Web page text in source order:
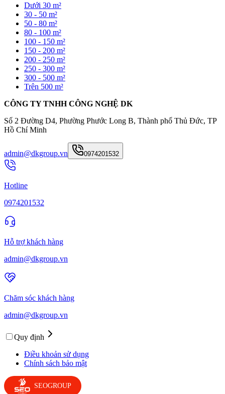
Dưới 30 m²
30 - 50 m²
50 - 80 m²
80 - 100 m²
100 - 150 m²
150 - 200 m²
200 - 250 m²
250 - 300 m²
300 - 500 m²
Trên 500 m²
CÔNG TY TNHH CÔNG NGHỆ DK
Số 2 Đường D4, Phường Phước Long B, Thành phố Thủ Đức, TP
Hồ Chí Minh
admin@dkgroup.vn 0974201532
Hotline
0974201532
Hỗ trợ khách hàng
admin@dkgroup.vn
Chăm sóc khách hàng
admin@dkgroup.vn
Quy định
Điều khoản sử dụng
Chính sách bảo mật
SEOGROUP